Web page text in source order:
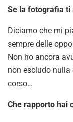
Se la fotografia ti
Diciamo che mi
sempre delle
Non ho ancora
non escludo
corso…
Che rapporto hai